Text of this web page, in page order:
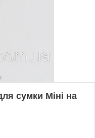
сумки Міні на